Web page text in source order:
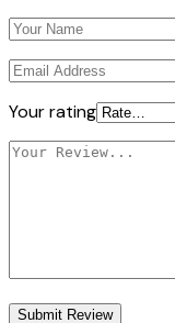
Your rating